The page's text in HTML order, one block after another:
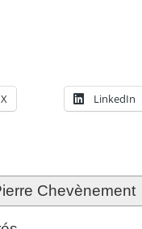
X
LinkedIn
Chevènement